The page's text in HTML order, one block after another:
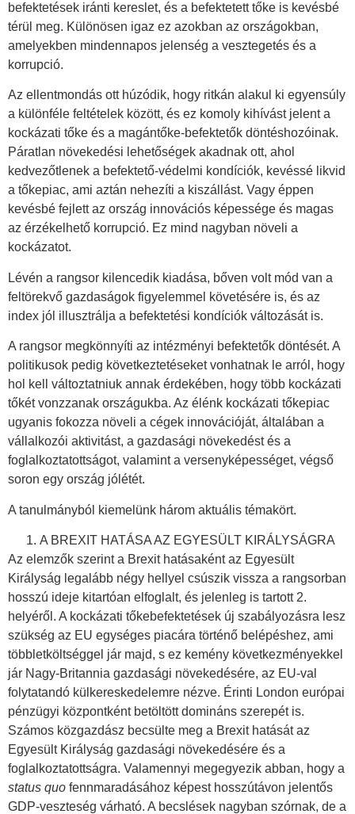
befektetések iránti kereslet, és a befektetett tőke is kevésbé
térül meg. Különösen igaz ez azokban az országokban,
amelyekben mindennapos jelenség a vesztegetés és a
korrupció.
Az ellentmondás ott húzódik, hogy ritkán alakul ki egyensúly
a különféle feltételek között, és ez komoly kihívást jelent a
kockázati tőke és a magántőke-befektetők döntéshozóinak.
Páratlan növekedési lehetőségek akadnak ott, ahol
kedvezőtlenek a befektető-védelmi kondíciók, kevéssé likvid
a tőkepiac, ami aztán nehezíti a kiszállást. Vagy éppen
kevésbé fejlett az ország innovációs képessége és magas
az érzékelhető korrupció. Ez mind nagyban növeli a
kockázatot.
Lévén a rangsor kilencedik kiadása, bőven volt mód van a
feltörekvő gazdaságok figyelemmel követésére is, és az
index jól illusztrálja a befektetési kondíciók változását is.
A rangsor megkönnyíti az intézményi befektetők döntését. A
politikusok pedig következtetéseket vonhatnak le arról, hogy
hol kell változtatniuk annak érdekében, hogy több kockázati
tőkét vonzzanak országukba. Az élénk kockázati tőkepiac
ugyanis fokozza növeli a cégek innovációját, általában a
vállalkozói aktivitást, a gazdasági növekedést és a
foglalkoztatottságot, valamint a versenyképességet, végső
soron egy ország jólétét.
A tanulmányból kiemelünk három aktuális témakört.
A BREXIT HATÁSA AZ EGYESÜLT KIRÁLYSÁGRA
Az elemzők szerint a Brexit hatásaként az Egyesült
Királyság legalább négy hellyel csúszik vissza a rangsorban
hosszú ideje kitartóan elfoglalt, és jelenleg is tartott 2.
helyéről. A kockázati tőkebefektetések új szabályozásra lesz
szükség az EU egységes piacára történő belépéshez, ami
többletköltséggel jár majd, s ez kemény következményekkel
jár Nagy-Britannia gazdasági növekedésére, az EU-val
folytatandó külkereskedelemre nézve. Érinti London európai
pénzügyi központként betöltött domináns szerepét is.
Számos közgazdász becsülte meg a Brexit hatását az
Egyesült Királyság gazdasági növekedésére és a
foglalkoztatottságra. Valamennyi megegyezik abban, hogy a
status quo fennmaradásához képest hosszútávon jelentős
GDP-veszteség várható. A becslések nagyban szórnak, de a